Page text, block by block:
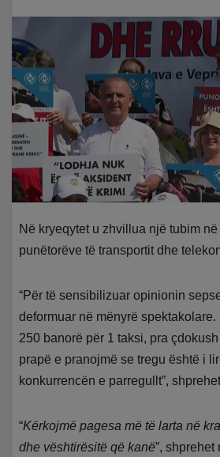
Në kryeqytet u zhvillua një tubim
punëtorëve të transportit dhe
“Për të sensibilizuar opinionin
deformuar në mënyrë spektakolare.
250 banorë për 1 taksi, pra
prapë e pranojmë se tregu është i
konkurrencën e parregullt”,
“Kërkojmë pagesa më të larta në
dhe vështirësitë që kanë”, shprehet